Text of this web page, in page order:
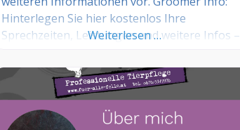
Hinterlegen Sie hier kostenlos Ihre
Sprechzeiten, Leistungen und weitere Infos –
dieses Hundesalons? Dann teilen Sie Ihre
Erfahrungen über die Kommentarfunktion
unten mit anderen Hundebesitzer/innen!
Weiterlesen …